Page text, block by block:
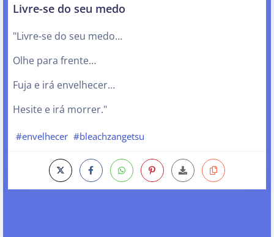
Livre-se do seu medo
"Livre-se do seu medo…
Olhe para frente…
Fuja e irá envelhecer…
Hesite e irá morrer."
#envelhecer #bleachzangetsu